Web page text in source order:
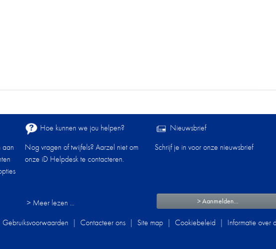
aan
Hoe kunnen we jou helpen?
Nog vragen of twijfels? Aarzel niet om
onze iD Helpdesk te contacteren.
> Meer lezen ...
Nieuwsbrief
Schrijf je in voor onze nieuwsbrief
> Aanmelden...
Gebruiksvoorwaarden | Contacteer ons | Site map | Cookiebeleid | Informatie over